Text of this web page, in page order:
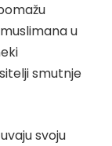
u
smutnje
svoju